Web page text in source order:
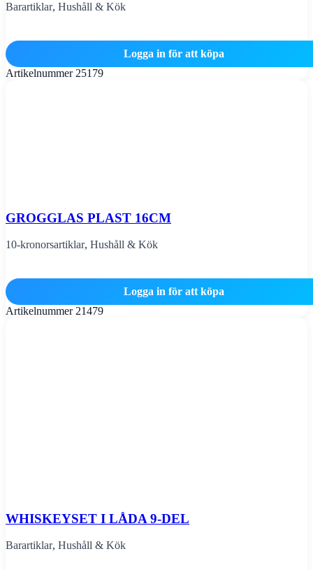
Barartiklar, Hushåll & Kök
Logga in för att köpa
Artikelnummer 25179
GROGGLAS PLAST 16CM
10-kronorsartiklar, Hushåll & Kök
Logga in för att köpa
Artikelnummer 21479
WHISKEYSET I LÅDA 9-DEL
Barartiklar, Hushåll & Kök